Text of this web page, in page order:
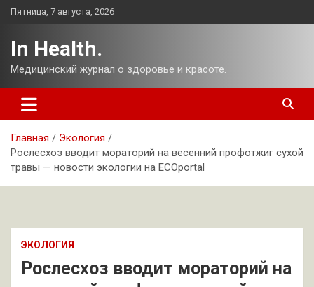
Перейти
Пятница, 7 августа, 2026
In Health.
Медицинский журнал о здоровье и красоте.
Главная
Экология
Рослесхоз вводит мораторий на весенний профотжиг сухой
травы — новости экологии на ECOportal
ЭКОЛОГИЯ
Рослесхоз вводит мораторий на